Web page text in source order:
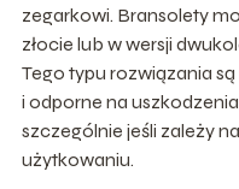
zegarkowi. Bransolety
złocie lub w wersji
Tego typu rozwiązania
i odporne na
szczególnie jeśli zależy
użytkowaniu.